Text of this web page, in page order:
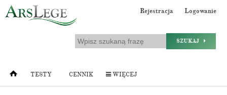
Rejestracja Logowanie
SZUKAJ
TESTY CENNIK WIĘCEJ